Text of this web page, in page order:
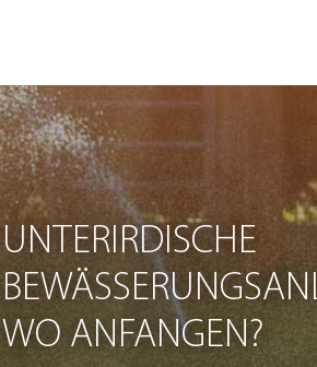
UNTERIRDISCHE
WO ANFANGEN?